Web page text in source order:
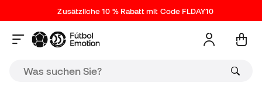
Zusätzliche 10 % Rabatt mit Code FLDAY10